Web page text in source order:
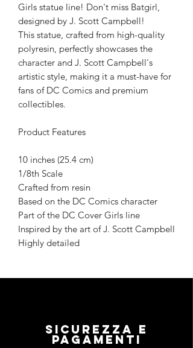
Girls statue line! Don't miss Batgirl,
designed by J. Scott Campbell!
This statue, crafted from high-quality
polyresin, perfectly showcases the
character and J. Scott Campbell's
artistic style, making it a must-have for
fans of DC Comics and premium
collectibles.
Product Features
10 inches (25.4 cm)
1/8th Scale
Crafted from resin
Based on the DC Comics character
Part of the DC Cover Girls line
Inspired by the art of J. Scott Campbell
Highly detailed
Sicurezza e
pagamenti